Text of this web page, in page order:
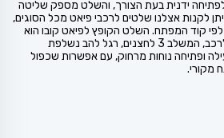
ידנית בעת הצורך, והשלט מספק שליטה
לקנות אצלנו שלטים לרכבי פיאט מכל הסוגים,
קוד המפתח. השלט הקופץ לפיאט קובו הוא
פתרון שליטה אמין ומשתלם לרכב, המשלב 3 לחצנים, רגל להב נשלפת
ופתיחה נוחות מרחוק, עם אפשרות שכפול
מקורי.